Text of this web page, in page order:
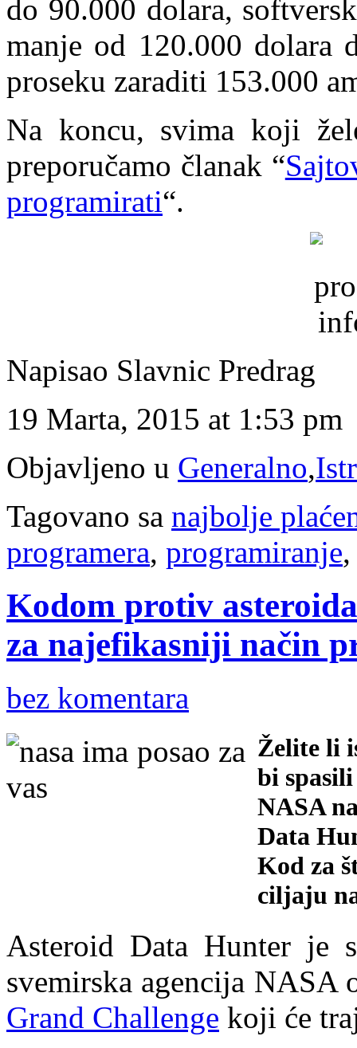
do 90.000 dolara,
manje od 120.000 dolara
proseku zaraditi 153.000
Na koncu, svima koji
preporučamo članak “
programirati“.
Napisao Slavnic Predrag
19 Marta, 2015 at 1:53 pm
Objavljeno u Generalno,
Tagovano sa najbolje
programera, programiranje
Kodom protiv
za najefikasniji način
bez komentara
Želite li
bi
NASA
Data
Kod za
ciljaju
Asteroid Data Hunter je
svemirska agencija
Grand Challenge koji će